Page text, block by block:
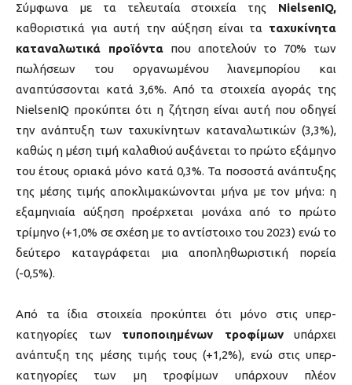
Σύμφωνα με τα τελευταία στοιχεία της NielsenIQ,
καθοριστικά για αυτή την αύξηση είναι τα ταχυκίνητα
καταναλωτικά προϊόνταπου αποτελούν το 70% των
πωλήσεων του οργανωμένου λιανεμπορίου και
αναπτύσσονται κατά 3,6%. Από τα στοιχεία αγοράς της
NielsenIQ προκύπτει ότι η ζήτηση είναι αυτή που οδηγεί
την ανάπτυξη των ταχυκίνητων καταναλωτικών (3,3%),
καθώς η μέση τιμή καλαθιού αυξάνεται το πρώτο εξάμηνο
του έτους οριακά μόνο κατά 0,3%. Τα ποσοστά ανάπτυξης
της μέσης τιμής αποκλιμακώνονται μήνα με τον μήνα: η
εξαμηνιαία αύξηση προέρχεται μονάχα από το πρώτο
τρίμηνο (+1,0% σε σχέση με το αντίστοιχο του 2023) ενώ το
δεύτερο καταγράφεται μια αποπληθωριστική πορεία
(-0,5%).
Από τα ίδια στοιχεία προκύπτει ότι μόνο στις υπερ-
κατηγορίες των τυποποιημένων τροφίμωνυπάρχει
ανάπτυξη της μέσης τιμής τους (+1,2%), ενώ στις υπερ-
κατηγορίες των μη τροφίμων υπάρχουν πλέον